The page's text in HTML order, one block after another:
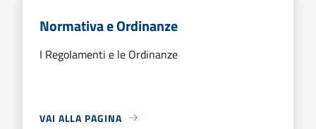
Normativa e Ordinanze
I Regolamenti e le Ordinanze
VAI ALLA PAGINA